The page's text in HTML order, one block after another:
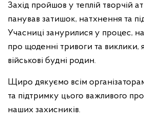
Захід пройшов у теплій творчій
панував затишок, натхнення та
Учасниці занурилися у процес,
про щоденні тривоги та виклики,
військові будні родин.
Щиро дякуємо всім
та підтримку цього важливого
наших захисників.